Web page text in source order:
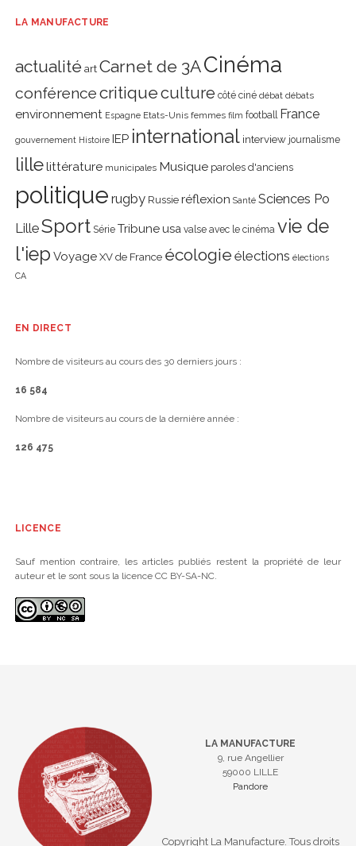
LA MANUFACTURE
actualité art Carnet de 3ACinéma
conférencecritiqueculture côté ciné débat débats
environnement Espagne Etats-Unis femmes film football France
gouvernement Histoire IEP international interview journalisme
lillelittérature municipales Musique paroles d'anciens
politique rugby Russie réflexion Santé Sciences Po
LilleSport Série Tribune usa valse avec le cinéma vie de
l'iep Voyage XV de France écologie élections élections
CA
EN DIRECT
Nombre de visiteurs au cours des 30 derniers jours :
16 584
Nombre de visiteurs au cours de la dernière année :
126 475
LICENCE
Sauf mention contraire, les articles publiés restent la propriété de leur
auteur et le sont sous la licence CC BY-SA-NC.
LA MANUFACTURE
9, rue Angellier
59000 LILLE
Pandore
Copyright La Manufacture. Tous droits